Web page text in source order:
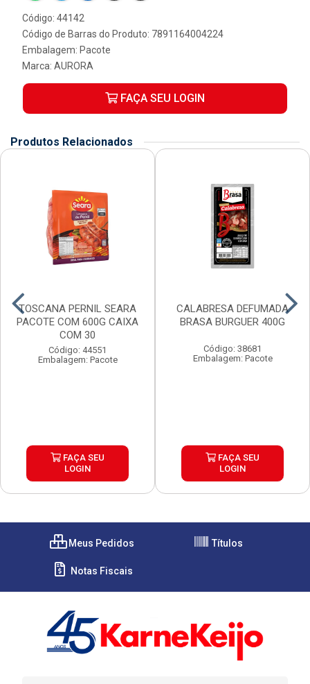
Código: 44142
Código de Barras do Produto: 7891164004224
Embalagem: Pacote
Marca: AURORA
FAÇA SEU LOGIN
Produtos Relacionados
TOSCANA PERNIL SEARA
PACOTE COM 600G CAIXA
COM 30
Código: 44551
Embalagem: Pacote
FAÇA SEU
LOGIN
CALABRESA DEFUMADA
BRASA BURGUER 400G
Código: 38681
Embalagem: Pacote
FAÇA SEU
LOGIN
Meus Pedidos Títulos
Notas Fiscais